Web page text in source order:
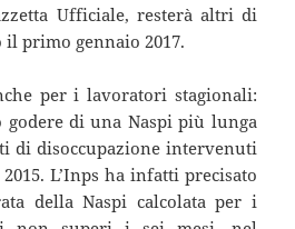
Ufficiale, resterà altri di
primo gennaio 2017.
per i lavoratori stagionali:
di una Naspi più lunga
di disoccupazione intervenuti
L’Inps ha infatti precisato
della Naspi calcolata per i